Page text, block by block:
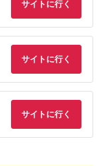
サイトに行く
サイトに行く
サイトに行く